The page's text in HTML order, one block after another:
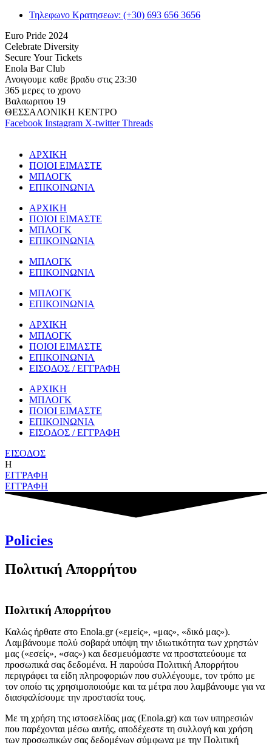
Τηλεφωνο Κρατησεων: (+30) 693 656 3656
Euro Pride 2024
Celebrate Diversity
Secure Your Tickets
Enola Bar Club
Ανοιγουμε καθε βραδυ στις 23:30
365 μερες το χρονο
Βαλαωριτου 19
ΘΕΣΣΑΛΟΝΙΚΗ ΚΕΝΤΡΟ
Facebook Instagram X-twitter Threads
ΑΡΧΙΚΗ
ΠΟΙΟΙ ΕΙΜΑΣΤΕ
ΜΠΛΟΓΚ
ΕΠΙΚΟΙΝΩΝΙΑ
ΑΡΧΙΚΗ
ΠΟΙΟΙ ΕΙΜΑΣΤΕ
ΜΠΛΟΓΚ
ΕΠΙΚΟΙΝΩΝΙΑ
ΜΠΛΟΓΚ
ΕΠΙΚΟΙΝΩΝΙΑ
ΜΠΛΟΓΚ
ΕΠΙΚΟΙΝΩΝΙΑ
ΑΡΧΙΚΗ
ΜΠΛΟΓΚ
ΠΟΙΟΙ ΕΙΜΑΣΤΕ
ΕΠΙΚΟΙΝΩΝΙΑ
ΕΙΣΟΔΟΣ / ΕΓΓΡΑΦΗ
ΑΡΧΙΚΗ
ΜΠΛΟΓΚ
ΠΟΙΟΙ ΕΙΜΑΣΤΕ
ΕΠΙΚΟΙΝΩΝΙΑ
ΕΙΣΟΔΟΣ / ΕΓΓΡΑΦΗ
ΕΙΣΟΔΟΣ
Η
ΕΓΓΡΑΦΗ
ΕΓΓΡΑΦΗ
Policies
Πολιτική Απορρήτου
Πολιτική Απορρήτου
Καλώς ήρθατε στο Enola.gr («εμείς», «μας», «δικό μας»).
Λαμβάνουμε πολύ σοβαρά υπόψη την ιδιωτικότητα των χρηστών
μας («εσείς», «σας») και δεσμευόμαστε να προστατεύουμε τα
προσωπικά σας δεδομένα. Η παρούσα Πολιτική Απορρήτου
περιγράφει τα είδη πληροφοριών που συλλέγουμε, τον τρόπο με
τον οποίο τις χρησιμοποιούμε και τα μέτρα που λαμβάνουμε για να
διασφαλίσουμε την προστασία τους.
Με τη χρήση της ιστοσελίδας μας (Enola.gr) και των υπηρεσιών
που παρέχονται μέσω αυτής, αποδέχεστε τη συλλογή και χρήση
των προσωπικών σας δεδομένων σύμφωνα με την Πολιτική